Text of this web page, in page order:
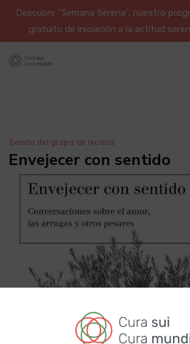
Descubre "Semana Serena", nuestro
gratuito de iniciación a la actitud
Sesión del grupo de lectura
Envejecer con sentido